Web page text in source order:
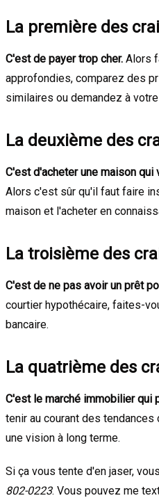
La première des
C'est de payer trop cher. Alors
approfondies, comparez des
similaires ou demandez à
La deuxième des
C'est d'acheter une maison
Alors c'est sûr qu'il faut faire
maison et l'acheter en
La troisième des
C'est de ne pas avoir un prêt
courtier hypothécaire, faites-
bancaire.
La quatrième des
C'est le marché immobilier qui
tenir au courant des tendances
une vision à long terme.
Si ça vous tente d'en jaser,
802-0223. Vous pouvez me